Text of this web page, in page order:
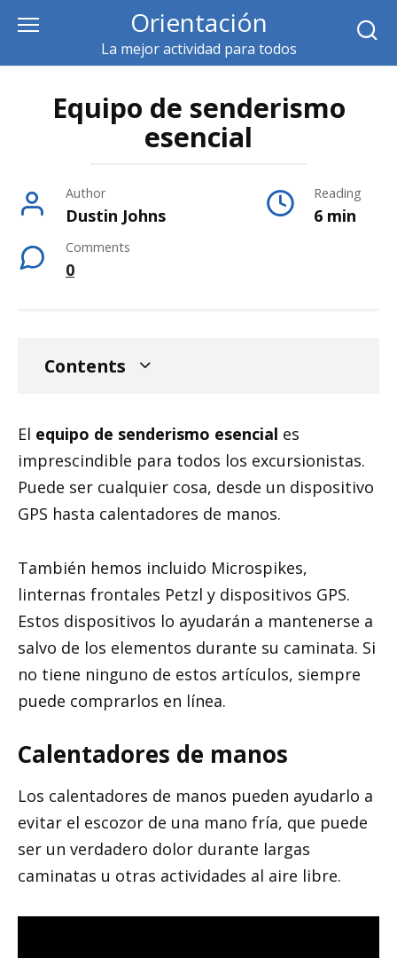
content
Orientación
La mejor actividad para todos
Equipo de senderismo
esencial
Author
Dustin Johns
Reading
6 min
Comments
0
Contents
El equipo de senderismo esencial es
imprescindible para todos los excursionistas.
Puede ser cualquier cosa, desde un dispositivo
GPS hasta calentadores de manos.
También hemos incluido Microspikes,
linternas frontales Petzl y dispositivos GPS.
Estos dispositivos lo ayudarán a mantenerse a
salvo de los elementos durante su caminata. Si
no tiene ninguno de estos artículos, siempre
puede comprarlos en línea.
Calentadores de manos
Los calentadores de manos pueden ayudarlo a
evitar el escozor de una mano fría, que puede
ser un verdadero dolor durante largas
caminatas u otras actividades al aire libre.